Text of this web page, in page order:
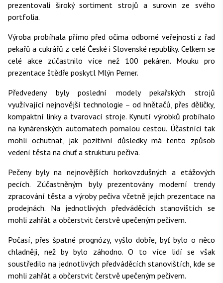
prezentovali široký sortiment strojů a surovin ze svého
portfolia.
Výroba probíhala přímo před očima odborné veřejnosti z řad
pekařů a cukrářů z celé České i Slovenské republiky. Celkem se
celé akce zúčastnilo více než 100 pekáren. Mouku pro
prezentace štědře poskytl Mlýn Perner.
Předvedeny byly poslední modely pekařských strojů
využívající nejnovější technologie – od hnětačů, přes děličky,
kompaktní linky a tvarovací stroje. Kynutí výrobků probíhalo
na kynárenských automatech pomalou cestou. Účastníci tak
mohli ochutnat, jak pozitivní důsledky má tento způsob
vedení těsta na chuť a strukturu pečiva.
Pečeny byly na nejnovějších horkovzdušných a etážových
pecích. Zúčastněným byly prezentovány moderní trendy
zpracování těsta a výroby pečiva včetně jejich prezentace na
prodejnách. Na jednotlivých předváděcích stanovištích se
mohli zahřát a občerstvit čerstvě upečeným pečivem.
Počasí, přes špatné prognózy, vyšlo dobře, byť bylo o něco
chladněji, než by bylo záhodno. O to více lidí se však
soustředilo na jednotlivých předváděcích stanovištích, kde se
mohli zahřát a občerstvit čerstvě upečeným pečivem.